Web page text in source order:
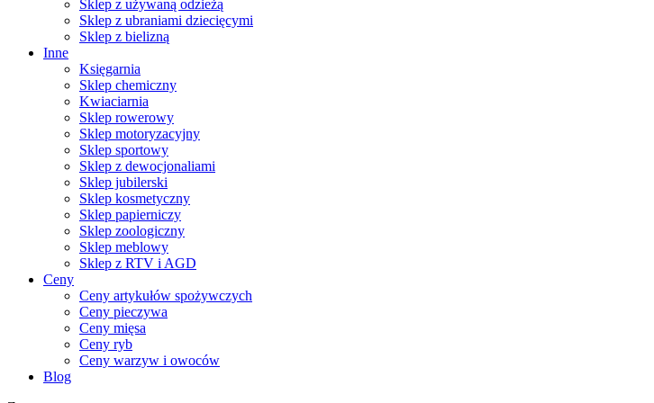
Sklep z używaną odzieżą
Sklep z ubraniami dziecięcymi
Sklep z bielizną
Inne
Księgarnia
Sklep chemiczny
Kwiaciarnia
Sklep rowerowy
Sklep motoryzacyjny
Sklep sportowy
Sklep z dewocjonaliami
Sklep jubilerski
Sklep kosmetyczny
Sklep papierniczy
Sklep zoologiczny
Sklep meblowy
Sklep z RTV i AGD
Ceny
Ceny artykułów spożywczych
Ceny pieczywa
Ceny mięsa
Ceny ryb
Ceny warzyw i owoców
Blog